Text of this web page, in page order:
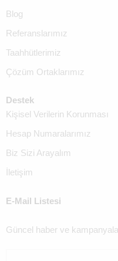
Blog
Referanslarımız
Taahhütlerimiz
Çözüm Ortaklarımız
Destek
Kişisel Verilerin Korunması
Hesap Numaralarımız
Biz Sizi Arayalım
İletişim
E-Mail Listesi
Güncel haber ve